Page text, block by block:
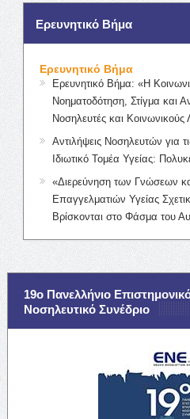
Ερευνητικό Βήμα
Ερευνητικό Βήμα
Ερευνητικό Βήμα: «Η
Νοηματοδότηση, Στίγμα και
Νοσηλευτές και Κοινωνικούς
Αντιλήψεις Νοσηλευτών για
Ιδιωτικό Τομέα Υγείας:
«Διερεύνηση των Γνώσεων
Επαγγελματιών Υγείας
Βρίσκονται στο Φάσμα του
19ο Πανελλήνιο
Νοσηλευτικό Συνέδριο